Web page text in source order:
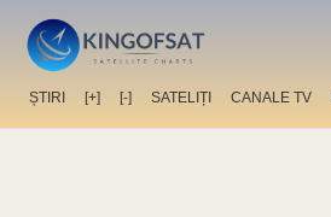
ȘTIRI [+] [-] SATELIȚI CANALE TV